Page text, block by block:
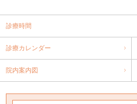
診療時間
診療カレンダー
院内案内図